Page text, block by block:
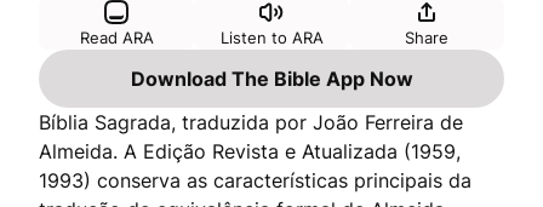
Read ARA Listen to ARA Share
Download The Bible App Now
Bíblia Sagrada, traduzida por João Ferreira de
Almeida. A Edição Revista e Atualizada (1959,
1993) conserva as características principais da